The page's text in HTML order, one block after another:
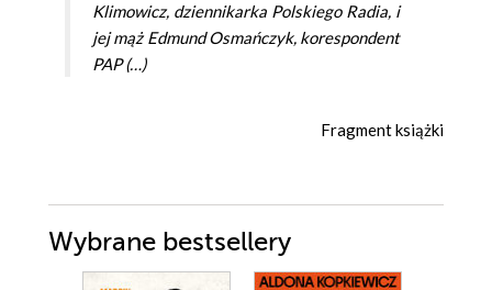
Klimowicz, dziennikarka Polskiego Radia, i
jej mąż Edmund Osmańczyk, korespondent
PAP (…)
Fragment książki
Wybrane bestsellery